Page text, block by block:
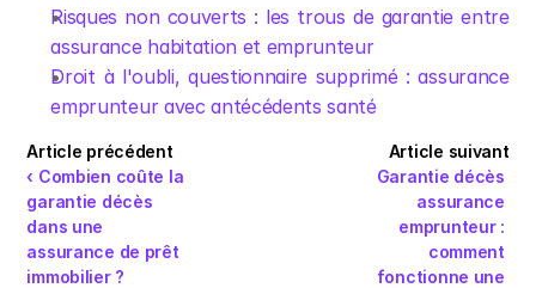
Risques non couverts : les trous de garantie entre
assurance habitation et emprunteur
Droit à l'oubli, questionnaire supprimé : assurance
emprunteur avec antécédents santé
Article précédent
‹ Combien coûte la
garantie décès
dans une
assurance de prêt
immobilier ?
Article suivant
Garantie décès
assurance
emprunteur :
comment
fonctionne une